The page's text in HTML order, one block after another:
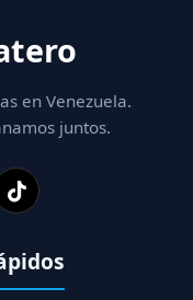
en Venezuela.
juntos.